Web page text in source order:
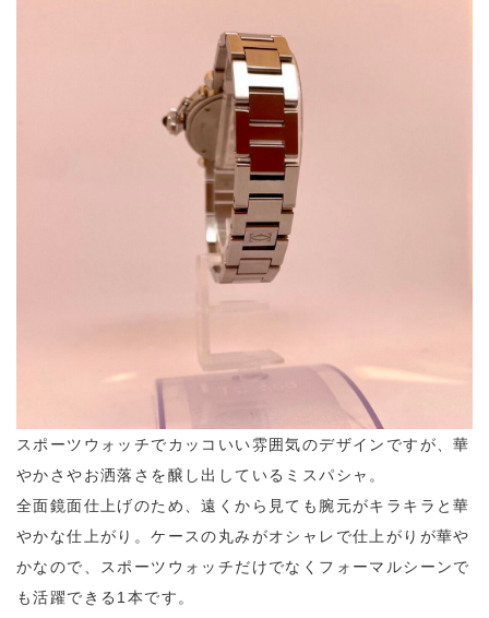
スポーツウォッチでカッコいい雰囲気のデザインですが、華
やかさやお洒落さを醸し出しているミスパシャ。
全面鏡面仕上げのため、遠くから見ても腕元がキラキラと華
やかな仕上がり。ケースの丸みがオシャレで仕上がりが華や
かなので、スポーツウォッチだけでなくフォーマルシーンで
も活躍できる1本です。